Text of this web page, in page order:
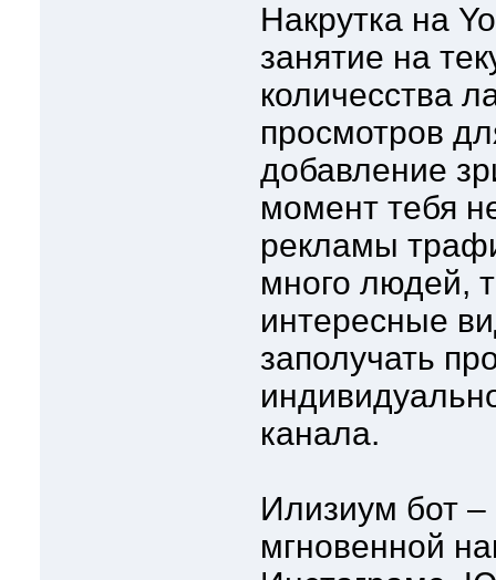
Накрутка на
занятие на
количесства
просмотров
добавление
момент тебя
рекламы
много людей,
интересные
заполучать
канала.
Илизиум бот
мгновенной